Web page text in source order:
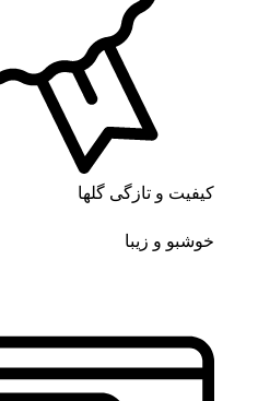
کیفیت و تازگی گلها
خوشبو و زیبا